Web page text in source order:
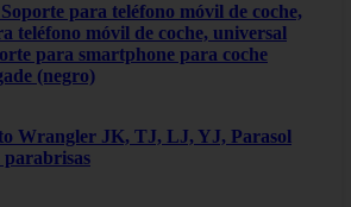
para teléfono móvil de coche,
teléfono móvil de coche, universal
para smartphone para coche
(negro)
Wrangler JK, TJ, LJ, YJ, Parasol
parabrisas